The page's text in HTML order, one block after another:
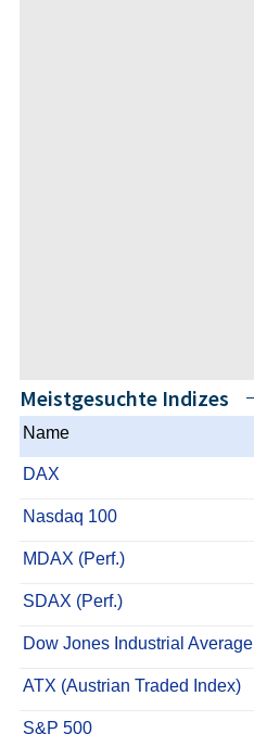
Meistgesuchte Indizes
Name
DAX
Nasdaq 100
MDAX (Perf.)
SDAX (Perf.)
Dow Jones Industrial Average
ATX (Austrian Traded Index)
S&P 500